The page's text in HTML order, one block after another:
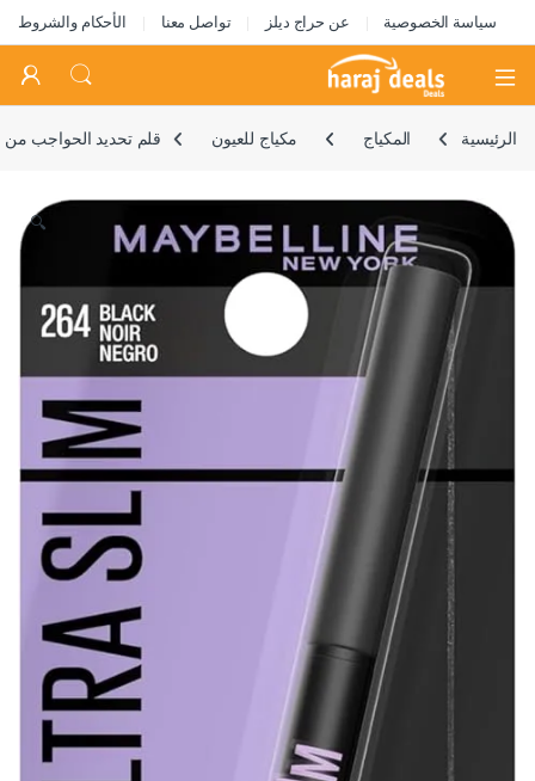
سياسة الخصوصية عن حراج ديلز تواصل معنا الأحكام والشروط
Open
الرئيسية المكياج مكياج للعيون قلم تحديد الحواجب من مايبيلاين برو
🔍